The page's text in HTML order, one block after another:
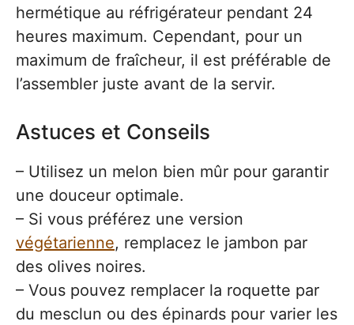
hermétique au réfrigérateur pendant 24
heures maximum. Cependant, pour un
maximum de fraîcheur, il est préférable de
l’assembler juste avant de la servir.
Astuces et Conseils
– Utilisez un melon bien mûr pour garantir
une douceur optimale.
– Si vous préférez une version
végétarienne, remplacez le jambon par
des olives noires.
– Vous pouvez remplacer la roquette par
du mesclun ou des épinards pour varier les